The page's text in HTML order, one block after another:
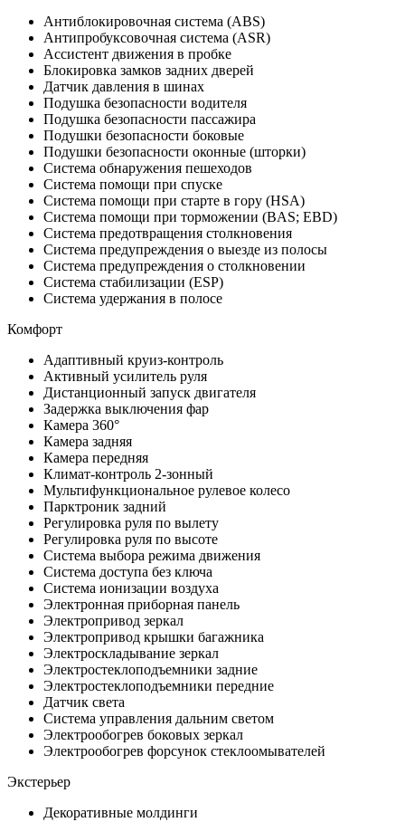
Антиблокировочная система (ABS)
Антипробуксовочная система (ASR)
Ассистент движения в пробке
Блокировка замков задних дверей
Датчик давления в шинах
Подушка безопасности водителя
Подушка безопасности пассажира
Подушки безопасности боковые
Подушки безопасности оконные (шторки)
Система обнаружения пешеходов
Система помощи при спуске
Система помощи при старте в гору (HSA)
Система помощи при торможении (BAS; EBD)
Система предотвращения столкновения
Система предупреждения о выезде из полосы
Система предупреждения о столкновении
Система стабилизации (ESP)
Система удержания в полосе
Комфорт
Адаптивный круиз-контроль
Активный усилитель руля
Дистанционный запуск двигателя
Задержка выключения фар
Камера 360°
Камера задняя
Камера передняя
Климат-контроль 2-зонный
Мультифункциональное рулевое колесо
Парктроник задний
Регулировка руля по вылету
Регулировка руля по высоте
Система выбора режима движения
Система доступа без ключа
Система ионизации воздуха
Электронная приборная панель
Электропривод зеркал
Электропривод крышки багажника
Электроскладывание зеркал
Электростеклоподъемники задние
Электростеклоподъемники передние
Датчик света
Система управления дальним светом
Электрообогрев боковых зеркал
Электрообогрев форсунок стеклоомывателей
Экстерьер
Декоративные молдинги